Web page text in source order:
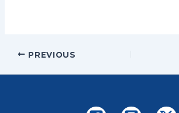
Post PREVIOUS